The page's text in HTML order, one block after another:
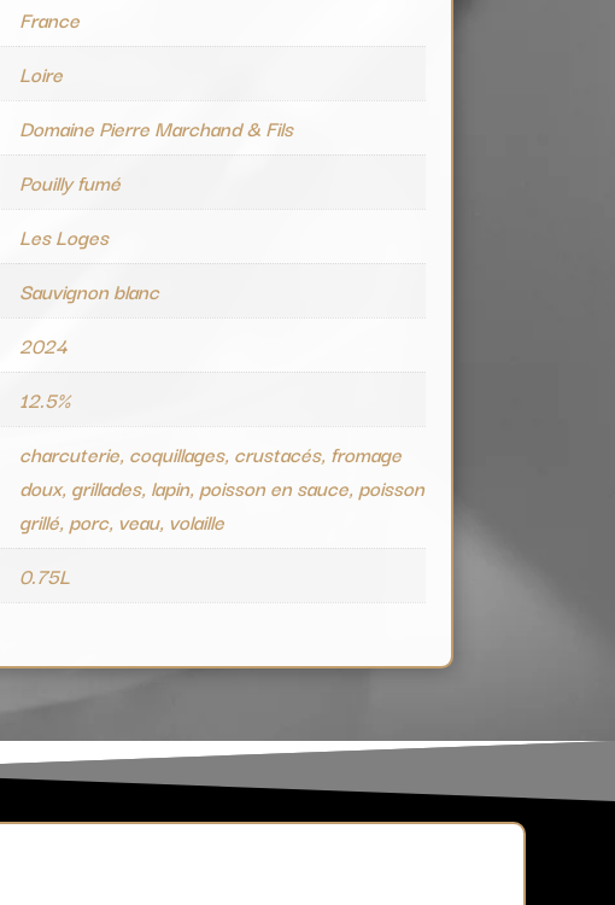
France
Loire
Domaine Pierre Marchand & Fils
Pouilly fumé
Les Loges
Sauvignon blanc
2024
12.5%
charcuterie, coquillages, crustacés, fromage
doux, grillades, lapin, poisson en sauce, poisson
grillé, porc, veau, volaille
0.75L